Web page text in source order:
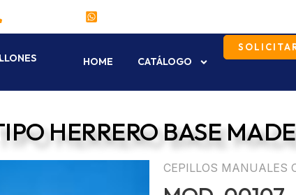
HOME CATÁLOGO
HERRERO BASE
CEPILLOS MANUALES